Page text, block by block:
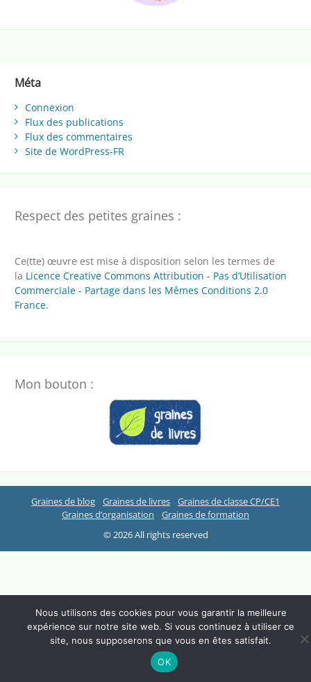
Méta
Connexion
Flux des publications
Flux des commentaires
Site de WordPress-FR
Respect des petites graines :
Ce(tte) œuvre est mise à disposition selon les termes de
la Licence Creative Commons Attribution - Pas d’Utilisation
Commerciale - Partage dans les Mêmes Conditions 2.0
France.
Mon bouton :
Graines de blog Graines de livres
Graines de classe CP/CE1
Graines d’organisation
Graines de formation
© 2026 All rights reserved
Nous utilisons des cookies pour vous garantir la meilleure
expérience sur notre site web. Si vous continuez à utiliser ce
site, nous supposerons que vous en êtes satisfait.
OK